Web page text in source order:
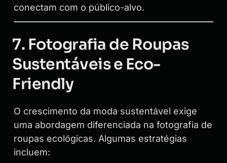
conectam com o público-alvo.
7. Fotografia de Roupas
Sustentáveis e Eco-
Friendly
O crescimento da moda sustentável exige
uma abordagem diferenciada na fotografia de
roupas ecológicas. Algumas estratégias
incluem: